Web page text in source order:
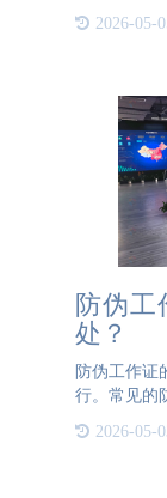
代理商将产
域，以维护
2026-05-
防伪工
处？
防伪工作证
行。常见的
特殊材料：
油墨等，以
2026-05-